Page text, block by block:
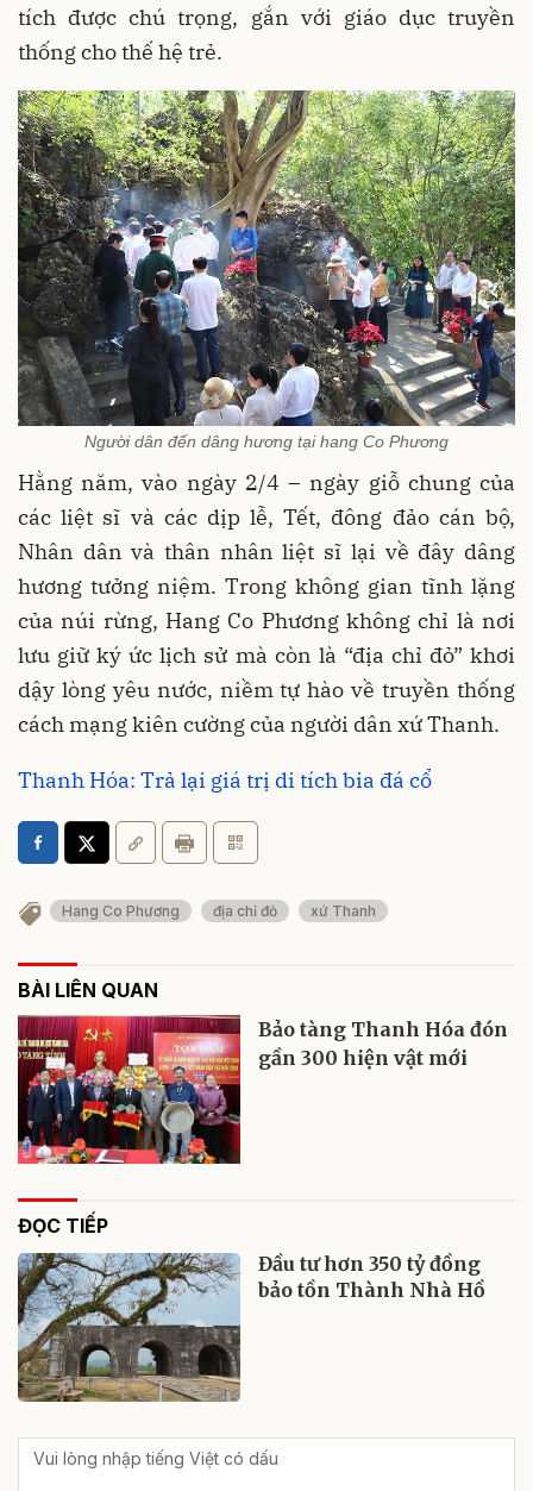
tích được chú trọng, gắn với giáo dục truyền
thống cho thế hệ trẻ.
Người dân đến dâng hương tại hang Co Phương
Hằng năm, vào ngày 2/4 – ngày giỗ chung của
các liệt sĩ và các dịp lễ, Tết, đông đảo cán bộ,
Nhân dân và thân nhân liệt sĩ lại về đây dâng
hương tưởng niệm. Trong không gian tĩnh lặng
của núi rừng, Hang Co Phương không chỉ là nơi
lưu giữ ký ức lịch sử mà còn là “địa chỉ đỏ” khơi
dậy lòng yêu nước, niềm tự hào về truyền thống
cách mạng kiên cường của người dân xứ Thanh.
Thanh Hóa: Trả lại giá trị di tích bia đá cổ
Hang Co Phương địa chỉ đỏ xứ Thanh
BÀI LIÊN QUAN
Bảo tàng Thanh Hóa đón
gần 300 hiện vật mới
ĐỌC TIẾP
Đầu tư hơn 350 tỷ đồng
bảo tồn Thành Nhà Hồ